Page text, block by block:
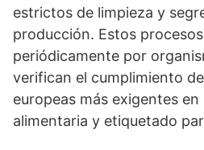
estrictos de limpieza y
producción. Estos
periódicamente por
verifican el cumplimiento
europeas más exigentes
alimentaria y etiquetado